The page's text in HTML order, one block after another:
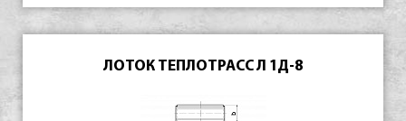
ЛОТОК ТЕПЛОТРАСС Л 1Д-8